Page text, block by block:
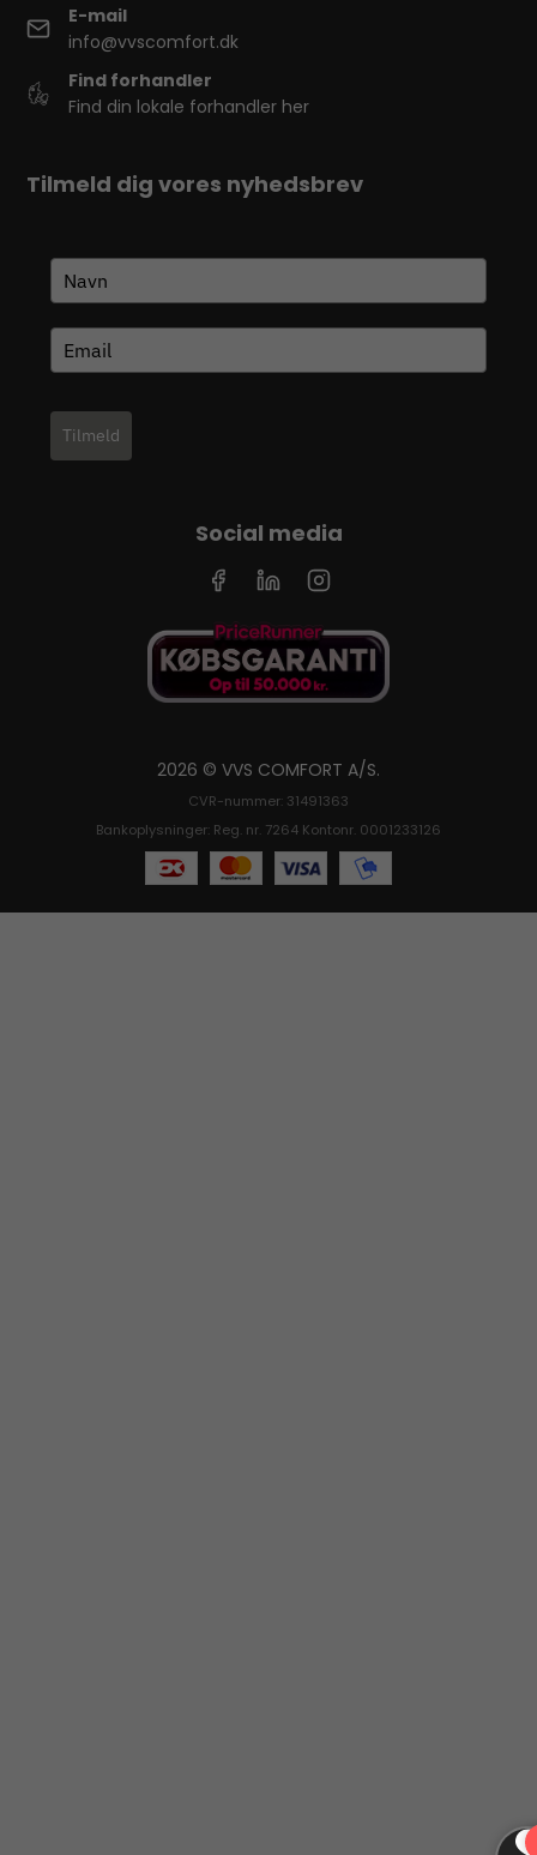
E-mail
info@vvscomfort.dk
Find forhandler
Find din lokale forhandler her
Tilmeld dig vores nyhedsbrev
Tilmeld
Social media
2026 © VVS COMFORT A/S.
CVR-nummer: 31491363
Bankoplysninger: Reg. nr. 7264 Kontonr. 0001233126